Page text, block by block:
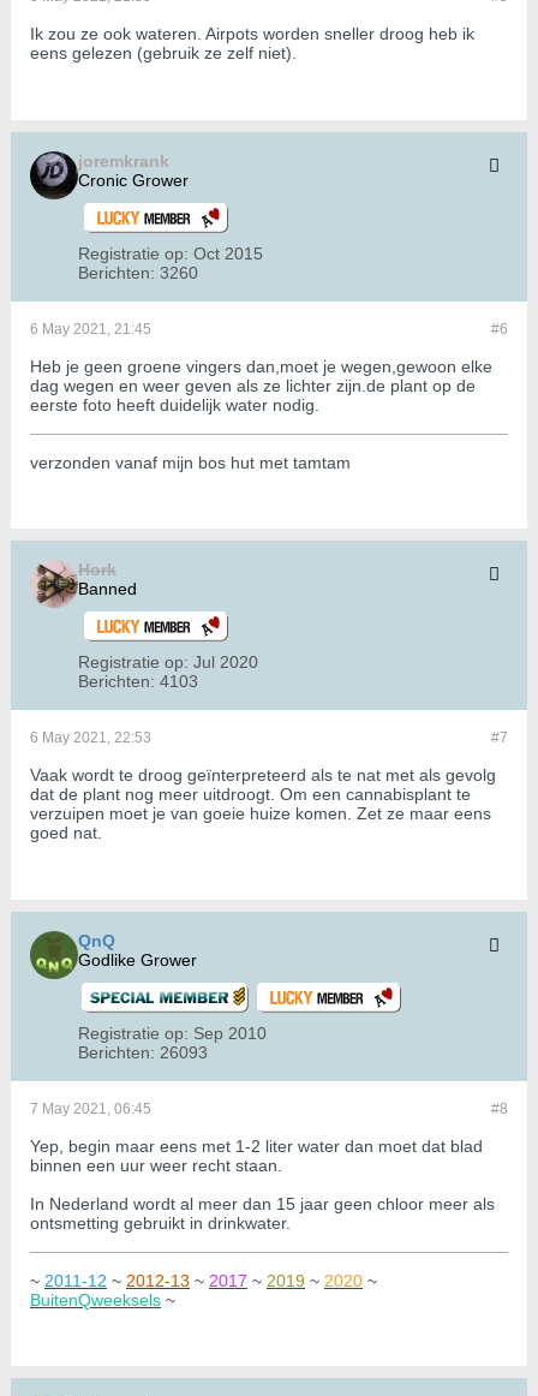
Ik zou ze ook wateren. Airpots worden sneller droog heb ik
eens gelezen (gebruik ze zelf niet).
joremkrank
Cronic Grower
Registratie op: Oct 2015
Berichten: 3260
#6
6 May 2021, 21:45
Heb je geen groene vingers dan,moet je wegen,gewoon elke
dag wegen en weer geven als ze lichter zijn.de plant op de
eerste foto heeft duidelijk water nodig.
verzonden vanaf mijn bos hut met tamtam
Hork
Banned
Registratie op: Jul 2020
Berichten: 4103
#7
6 May 2021, 22:53
Vaak wordt te droog geïnterpreteerd als te nat met als gevolg
dat de plant nog meer uitdroogt. Om een cannabisplant te
verzuipen moet je van goeie huize komen. Zet ze maar eens
goed nat.
QnQ
Godlike Grower
Registratie op: Sep 2010
Berichten: 26093
#8
7 May 2021, 06:45
Yep, begin maar eens met 1-2 liter water dan moet dat blad
binnen een uur weer recht staan.
In Nederland wordt al meer dan 15 jaar geen chloor meer als
ontsmetting gebruikt in drinkwater.
~ 2011-12 ~ 2012-13 ~ 2017 ~ 2019 ~ 2020 ~
BuitenQweeksels ~